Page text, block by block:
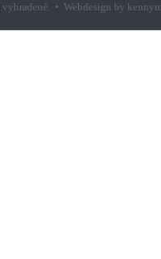
• Webdesign by